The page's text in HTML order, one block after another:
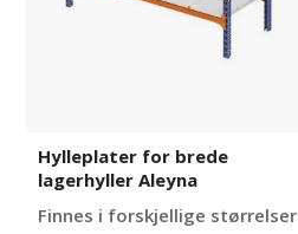
Hylleplater for brede
lagerhyller Aleyna
Finnes i forskjellige størrelser